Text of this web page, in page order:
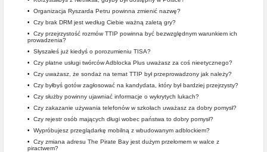
• Organizacja Ryszarda Petru powinna zmienić nazwę?
• Czy brak DRM jest według Ciebie ważną zaletą gry?
• Czy przejrzystość rozmów TTIP powinna być bezwzględnym warunkiem ich
prowadzenia?
• Słyszałeś już kiedyś o porozumieniu TISA?
• Czy płatne usługi twórców Adblocka Plus uważasz za coś nieetycznego?
• Czy uważasz, że sondaż na temat TTIP był przeprowadzony jak należy?
• Czy byłbyś gotów zagłosować na kandydata, który był bardziej przejrzysty?
• Czy służby powinny ujawniać informacje o wykrytych lukach?
• Czy zakazanie używania telefonów w szkołach uważasz za dobry pomysł?
• Czy rejestr osób mających długi wobec państwa to dobry pomysł?
• Wypróbujesz przeglądarkę mobilną z wbudowanym adblockiem?
• Czy zmiana adresu The Pirate Bay jest dużym przełomem w walce z
piractwem?